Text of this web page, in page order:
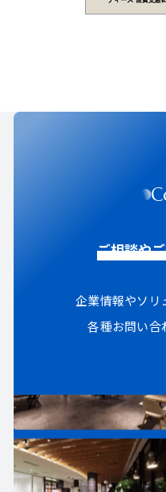
ご相談や
企業情報やソリ
各種お問い合